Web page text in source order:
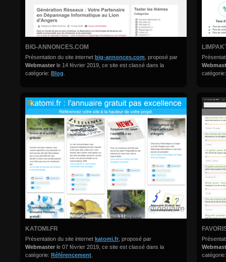
BIG-ANNONCES.COM
Présentation du site internet big-annonces.com , proposé par
Webmaster le 14 février 2019, ce site est classé dans la
catégorie: Blog
KATOMI.FR
Présentation du site internet katomi.fr , proposé par
Webmaster le 07 février 2019, ce site est classé dans la
catégorie: Référencement